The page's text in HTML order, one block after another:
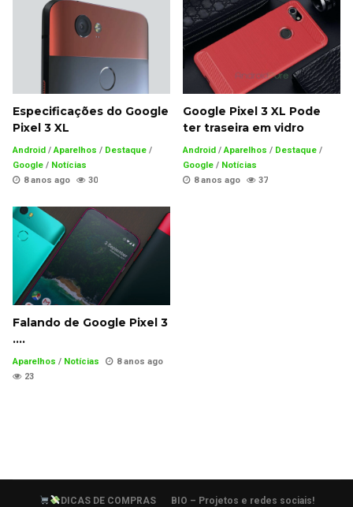
Especificações do Google
Pixel 3 XL
Android /Aparelhos / Destaque /
Google / Notícias
8 anos ago
30
Google Pixel 3 XL Pode
ter traseira em vidro
Android /Aparelhos / Destaque /
Google / Notícias
8 anos ago
37
Falando de Google Pixel 3
….
Aparelhos / Notícias
8 anos ago
23
DICAS DE COMPRAS BIO – Projetos e redes sociais!